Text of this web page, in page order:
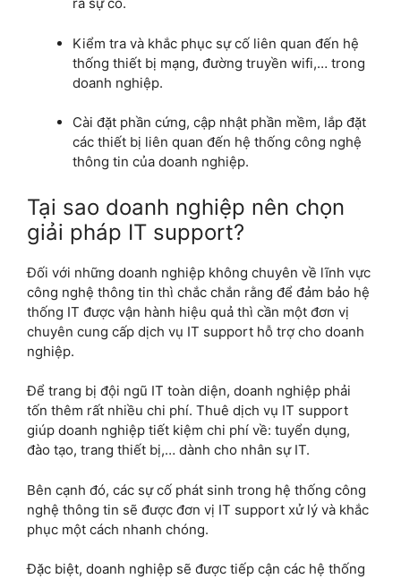
Kiểm tra và khắc phục sự cố liên quan đến hệ
thống thiết bị mạng, đường truyền wifi,… trong
doanh nghiệp.
Cài đặt phần cứng, cập nhật phần mềm, lắp đặt
các thiết bị liên quan đến hệ thống công nghệ
thông tin của doanh nghiệp.
Tại sao doanh nghiệp nên chọn
giải pháp IT support?
Đối với những doanh nghiệp không chuyên về lĩnh vực
công nghệ thông tin thì chắc chắn rằng để đảm bảo hệ
thống IT được vận hành hiệu quả thì cần một đơn vị
chuyên cung cấp dịch vụ IT support hỗ trợ cho doanh
nghiệp.
Để trang bị đội ngũ IT toàn diện, doanh nghiệp phải
tốn thêm rất nhiều chi phí. Thuê dịch vụ IT support
giúp doanh nghiệp tiết kiệm chi phí về: tuyển dụng,
đào tạo, trang thiết bị,… dành cho nhân sự IT.
Bên cạnh đó, các sự cố phát sinh trong hệ thống công
nghệ thông tin sẽ được đơn vị IT support xử lý và khắc
phục một cách nhanh chóng.
Đặc biệt, doanh nghiệp sẽ được tiếp cận các hệ thống